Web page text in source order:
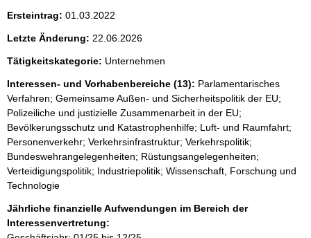
Ersteintrag: 01.03.2022
Letzte Änderung: 22.06.2026
Tätigkeitskategorie: Unternehmen
Interessen- und Vorhabenbereiche (13): Parlamentarisches
Verfahren; Gemeinsame Außen- und Sicherheitspolitik der EU;
Polizeiliche und justizielle Zusammenarbeit in der EU;
Bevölkerungsschutz und Katastrophenhilfe; Luft- und Raumfahrt;
Personenverkehr; Verkehrsinfrastruktur; Verkehrspolitik;
Bundeswehrangelegenheiten; Rüstungsangelegenheiten;
Verteidigungspolitik; Industriepolitik; Wissenschaft, Forschung und
Technologie
Jährliche finanzielle Aufwendungen im Bereich der
Interessenvertretung: